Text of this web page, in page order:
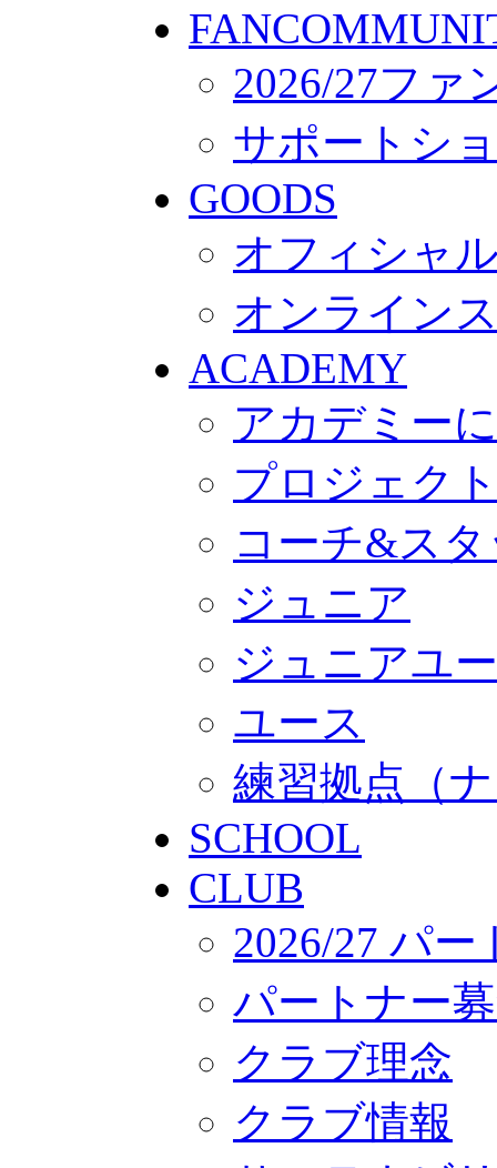
2026/27ファ
サポートシ
GOODS
オフィシャ
オンライン
ACADEMY
アカデミー
プロジェク
コーチ&ス
ジュニア
ジュニアユ
ユース
練習拠点（
SCHOOL
CLUB
2026/27 パ
パートナー
クラブ理念
クラブ情報